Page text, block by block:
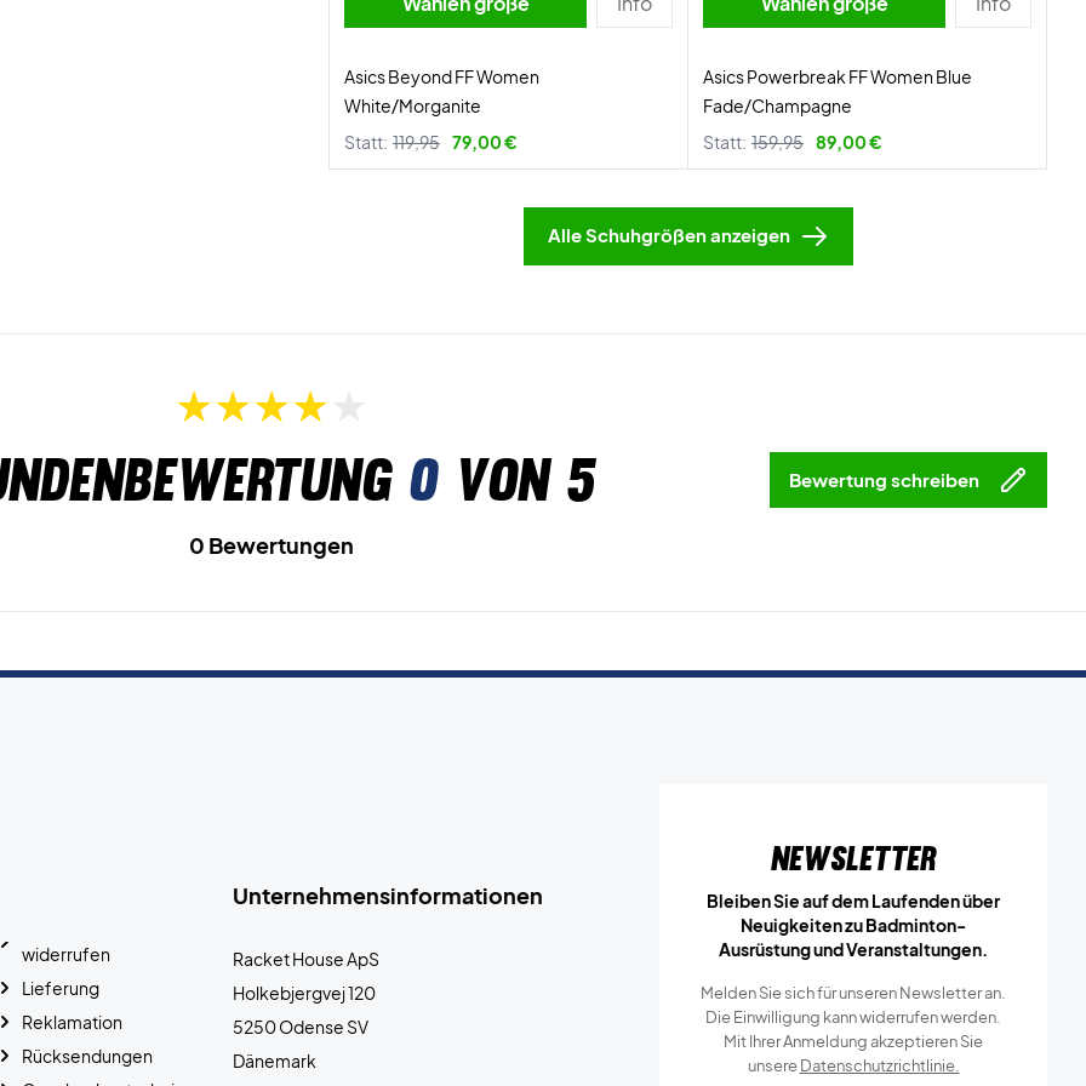
Asics Beyond FF Women
White/Morganite
Statt: 119,95 79,00 €
Asics Powerbreak FF Women Blue
Fade/Champagne
Statt: 159,95 89,00 €
Alle Schuhgrößen anzeigen
0von 5 Bewertung schreiben
0 Bewertungen
Unternehmensinformationen
Racket House ApS
Holkebjergvej 120
5250 Odense SV
Dänemark
widerrufen
Lieferung
Reklamation
Rücksendungen
Newsletter
Bleiben Sie auf dem Laufenden über
Neuigkeiten zu Badminton-
Ausrüstung und Veranstaltungen.
Melden Sie sich für unseren Newsletter an.
Die Einwilligung kann widerrufen werden.
Mit Ihrer Anmeldung akzeptieren Sie
unsereDatenschutzrichtlinie.